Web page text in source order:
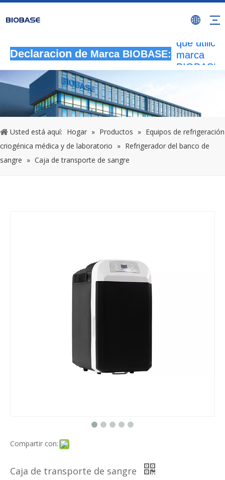
Declaracion de Marca BIOBASE:
Todas las
que
marca
BIOBASE
legal.
Usted está aquí: Hogar » Productos » Equipos de refrigeración
criogénica médica y de laboratorio » Refrigerador del banco de
sangre » Caja de transporte de sangre
Compartir con:
Caja de transporte de sangre